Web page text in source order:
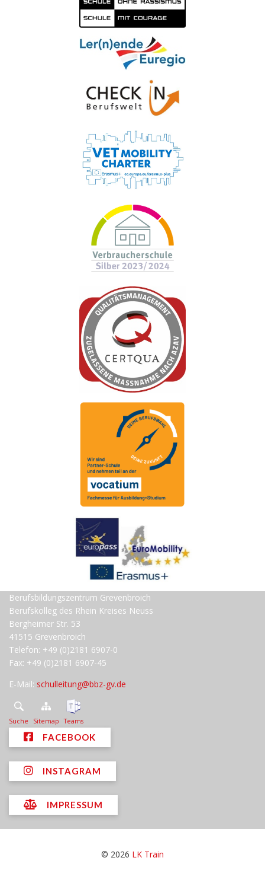
Berufsbildungszentrum Grevenbroich
Berufskolleg des Rhein Kreises Neuss
Bergheimer Str. 53
41515 Grevenbroich
Telefon: +49 (0)2181 6907-0
Fax: +49 (0)2181 6907-45
E-Mail: schulleitung@bbz-gv.de
Suche Sitemap Teams
FACEBOOK
INSTAGRAM
IMPRESSUM
© 2026 LK Train